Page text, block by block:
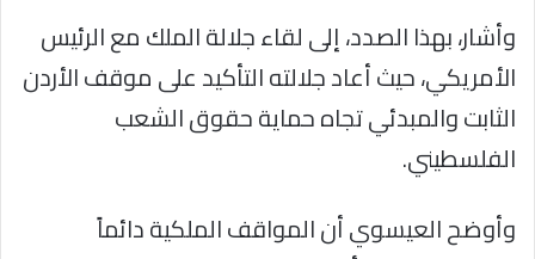
وأشار، بهذا الصدد، إلى لقاء جلالة الملك مع الرئيس
الأمريكي، حيث أعاد جلالته التأكيد على موقف الأردن
الثابت والمبدئي تجاه حماية حقوق الشعب
الفلسطيني.
وأوضح العيسوي أن المواقف الملكية دائماً